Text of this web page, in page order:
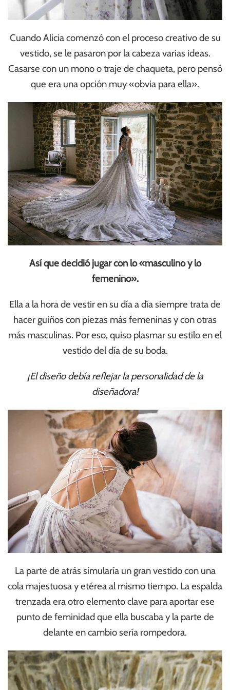
Cuando Alicia comenzó con el proceso creativo de su
vestido, se le pasaron por la cabeza varias ideas.
Casarse con un mono o traje de chaqueta, pero pensó
que era una opción muy «obvia para ella».
Así que decidió jugar con lo «masculino y lo
femenino».
Ella a la hora de vestir en su día a día siempre trata de
hacer guiños con piezas más femeninas y con otras
más masculinas. Por eso, quiso plasmar su estilo en el
vestido del día de su boda.
¡El diseño debía reflejar la personalidad de la
diseñadora!
La parte de atrás simularía un gran vestido con una
cola majestuosa y etérea al mismo tiempo. La espalda
trenzada era otro elemento clave para aportar ese
punto de feminidad que ella buscaba y la parte de
delante en cambio sería rompedora.